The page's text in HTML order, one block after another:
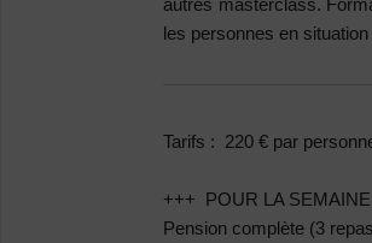
autres masterclass.
les personnes en
Tarifs : 220 € par
+++ POUR LA
Pension complète (3